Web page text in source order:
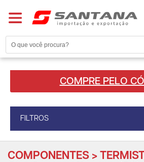
COMPRE PELO
FILTROS
COMPONENTES >